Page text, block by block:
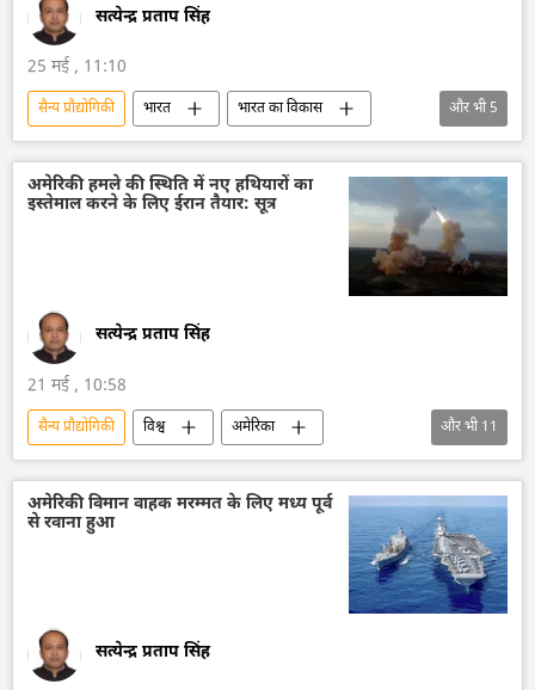
सत्येन्द्र प्रताप सिंह
25 मई , 11:10
सैन्य प्रौद्योगिकी भारत
भारत का विकास
भारतीय सेना
सैन्य तकनीक
सैन्य तकनीकी सहयोग
सैन्य अभ्यास डिफेंस
और भी5
अमेरिकी हमले की स्थिति में नए हथियारों का
इस्तेमाल करने के लिए ईरान तैयार: सूत्र
सत्येन्द्र प्रताप सिंह
21 मई , 10:58
सैन्य प्रौद्योगिकी विश्व
अमेरिका
अमेरिका-इजराइल-ईरान युद्ध
ईरान
इज़राइल
सामूहिक विनाश के हथियार
हथियारों की आपूर्ति
सैन्य तकनीक
और भी11
अमेरिकी विमान वाहक मरम्मत के लिए मध्य पूर्व
से रवाना हुआ
सत्येन्द्र प्रताप सिंह